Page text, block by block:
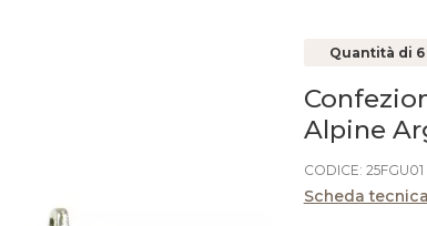
Quantità di 6
Alpine
CODICE: 25FGU01
Scheda